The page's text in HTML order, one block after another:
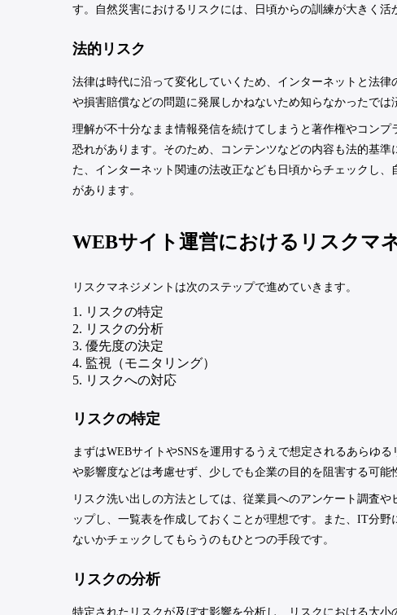
す。自然災害におけるリスクには、日頃からの訓練が大きく活
法的リスク
法律は時代に沿って変化していくため、インターネットと法
や損害賠償などの問題に発展しかねないため知らなかったでは
理解が不十分なまま情報発信を続けてしまうと著作権やコン
恐れがあります。そのため、コンテンツなどの内容も法的基
た、インターネット関連の法改正なども日頃からチェックし
があります。
WEBサイト運営におけるリスクマ
リスクマネジメントは次のステップで進めていきます。
リスクの特定
リスクの分析
優先度の決定
監視（モニタリング）
リスクへの対応
リスクの特定
まずはWEBサイトやSNSを運用するうえで想定されるあらゆ
や影響度などは考慮せず、少しでも企業の目的を阻害する可能
リスク洗い出しの方法としては、従業員へのアンケート調査
ップし、一覧表を作成しておくことが理想です。また、IT分
ないかチェックしてもらうのもひとつの手段です。
リスクの分析
特定されたリスクが及ぼす影響を分析し、リスクにおける大